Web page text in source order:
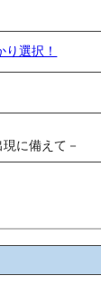
選択！
に備えて－